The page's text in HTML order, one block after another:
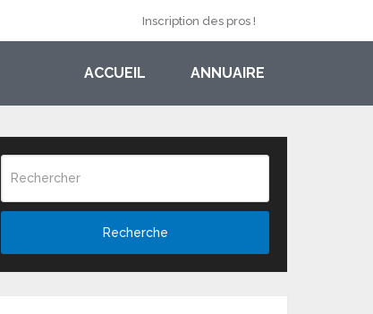
Inscription des pros !
ACCUEIL ANNUAIRE
Recherche